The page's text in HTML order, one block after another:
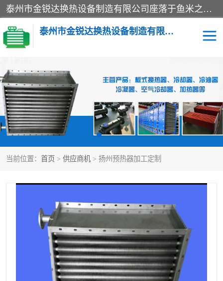
泰州市金锐达换热设备制造有限公司座落于鱼米之乡、祥泰之州一江苏泰州。是一家多年从事换热设备研究、设计、制造、销售、服务于一体的生产企业。
泰州市金锐达换热设备制造有限公司
当前位置： 首页 > 供应商机 > 扬州预热器加工定制
冷却器 换热器
散热器 预热器
热交换器